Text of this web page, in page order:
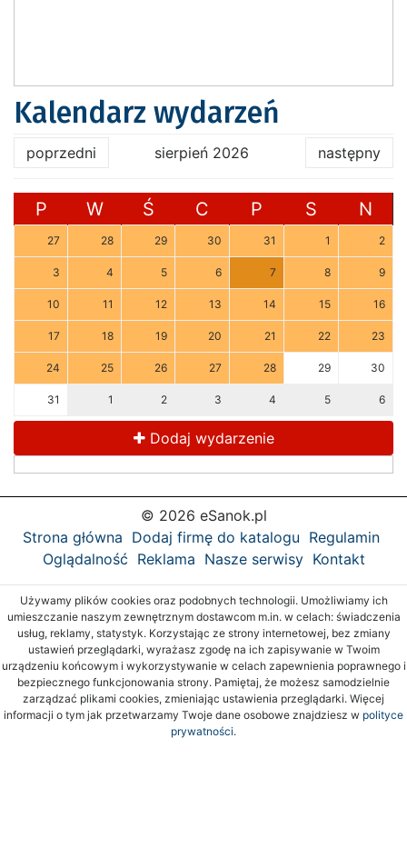
Kalendarz wydarzeń
poprzedni sierpień 2026 następny
P W Ś C P S N
27 28 29 30 31 1 2
3 4 5 6 7 8 9
10 11 12 13 14 15 16
17 18 19 20 21 22 23
24 25 26 27 28 29 30
31 1 2 3 4 5 6
Dodaj wydarzenie
© 2026 eSanok.pl
Strona główna Dodaj firmę do katalogu Regulamin
Oglądalność Reklama Nasze serwisy Kontakt
Używamy plików cookies oraz podobnych technologii. Umożliwiamy ich
umieszczanie naszym zewnętrznym dostawcom m.in. w celach: świadczenia
usług, reklamy, statystyk. Korzystając ze strony internetowej, bez zmiany
ustawień przeglądarki, wyrażasz zgodę na ich zapisywanie w Twoim
urządzeniu końcowym i wykorzystywanie w celach zapewnienia poprawnego i
bezpiecznego funkcjonowania strony. Pamiętaj, że możesz samodzielnie
zarządzać plikami cookies, zmieniając ustawienia przeglądarki. Więcej
informacji o tym jak przetwarzamy Twoje dane osobowe znajdziesz w polityce
prywatności.